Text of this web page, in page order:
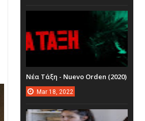
Νέα Τάξη - Nuevo Orden (2020)
Mar 18, 2022